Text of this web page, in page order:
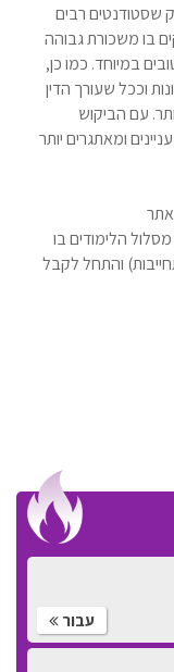
שסטודנטים רבים
בו משכורת גבוהה
במיוחד. כמו כן,
וככל שעורך הדין
עם הביקוש
ומאתגרים יותר
הלימודים בו
והתחל לקבל
עבור